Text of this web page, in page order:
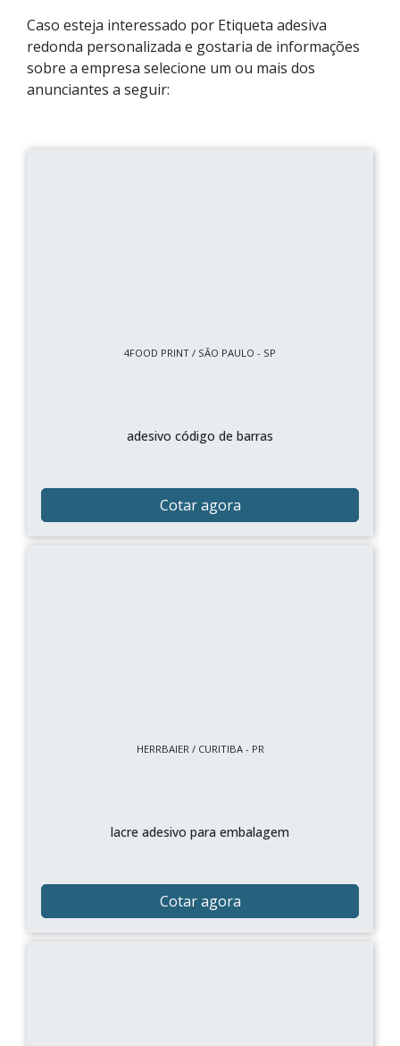
Caso esteja interessado por Etiqueta adesiva
redonda personalizada e gostaria de informações
sobre a empresa selecione um ou mais dos
anunciantes a seguir:
4FOOD PRINT / SÃO PAULO - SP
adesivo código de barras
Cotar agora
HERRBAIER / CURITIBA - PR
lacre adesivo para embalagem
Cotar agora